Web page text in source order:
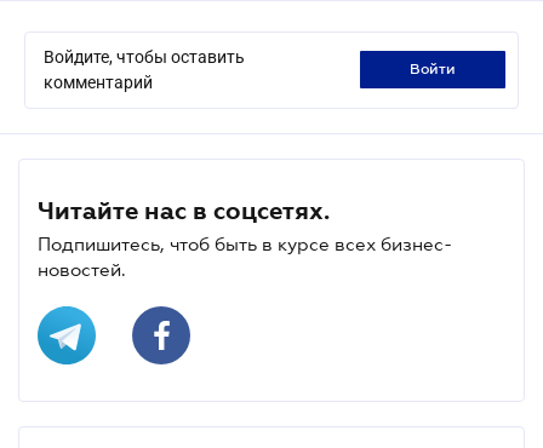
Войдите, чтобы оставить
комментарий
войти
Читайте нас в соцсетях.
Подпишитесь, чтоб быть в курсе всех бизнес-
новостей.